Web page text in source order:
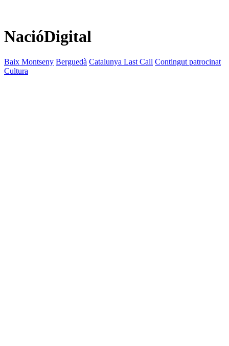
NacióDigital
Baix Montseny Berguedà Catalunya Last Call Contingut patrocinat
Cultura